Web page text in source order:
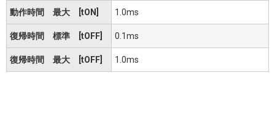
動作時間 最大 [tON] 1.0ms
復帰時間 標準 [tOFF] 0.1ms
復帰時間 最大 [tOFF] 1.0ms